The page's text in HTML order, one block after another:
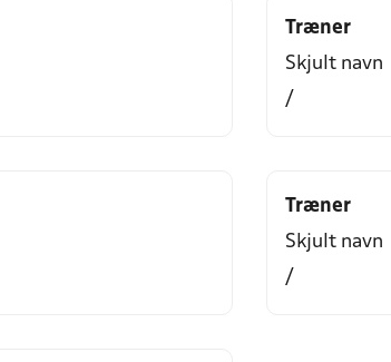
Træner
Skjult navn
/
Træner
Skjult navn
/